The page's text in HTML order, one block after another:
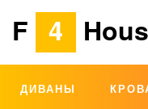
F 4
ДИВАНЫ